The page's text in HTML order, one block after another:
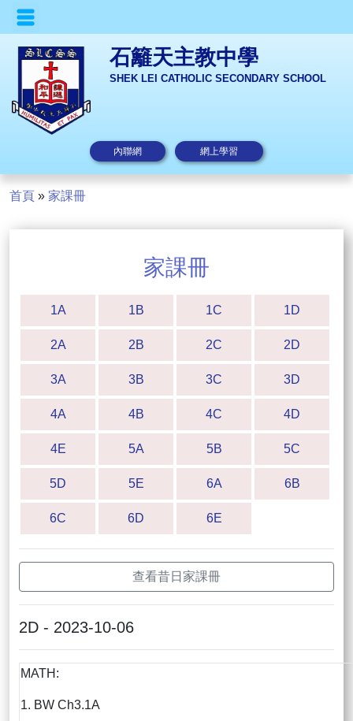
石籬天主教中學
SHEK LEI CATHOLIC SECONDARY SCHOOL
內聯網 網上學習
首頁 » 家課冊
家課冊
1A 1B 1C 1D
2A 2B 2C 2D
3A 3B 3C 3D
4A 4B 4C 4D
4E 5A 5B 5C
5D 5E 6A 6B
6C 6D 6E
查看昔日家課冊
2D - 2023-10-06
MATH:
1. BW Ch3.1A